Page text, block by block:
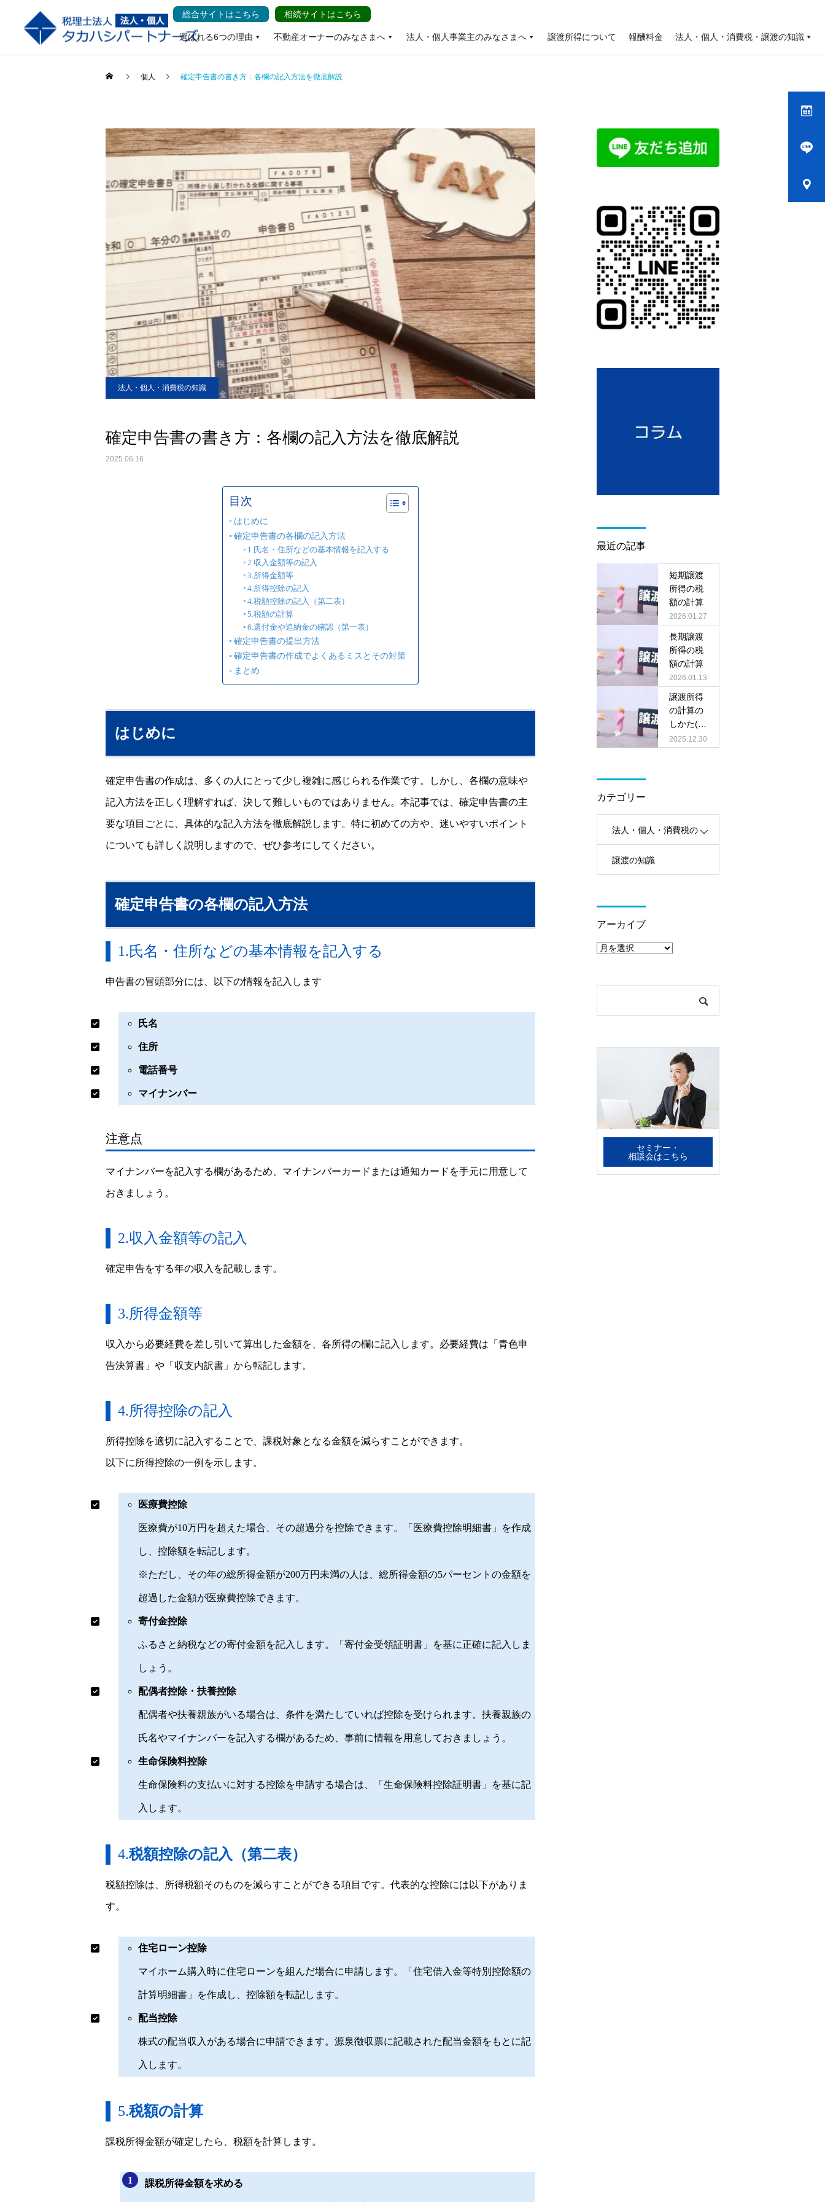
総合サイトはこちら 相続サイトはこちら
選ばれる6つの理由 不動産オーナーのみなさまへ 法人・個人事業主のみなさまへ 譲渡所得について 報酬料金 法人・個人・消費税・譲渡の知識
個人 確定申告書の書き方：各欄の記入方法を徹底解説
法人・個人・消費税の知識
確定申告書の書き方：各欄の記入方法を徹底解説
2025.06.16
目次
はじめに
確定申告書の各欄の記入方法
1.氏名・住所などの基本情報を記入する
2.収入金額等の記入
3.所得金額等
4.所得控除の記入
4.税額控除の記入（第二表）
5.税額の計算
6.還付金や追納金の確認（第一表）
確定申告書の提出方法
確定申告書の作成でよくあるミスとその対策
まとめ
はじめに
確定申告書の作成は、多くの人にとって少し複雑に感じられる作業です。しかし、各欄の意味や
記入方法を正しく理解すれば、決して難しいものではありません。本記事では、確定申告書の主
要な項目ごとに、具体的な記入方法を徹底解説します。特に初めての方や、迷いやすいポイント
についても詳しく説明しますので、ぜひ参考にしてください。
確定申告書の各欄の記入方法
1.氏名・住所などの基本情報を記入する
申告書の冒頭部分には、以下の情報を記入します
氏名
住所
電話番号
マイナンバー
注意点
マイナンバーを記入する欄があるため、マイナンバーカードまたは通知カードを手元に用意して
おきましょう。
2.収入金額等の記入
確定申告をする年の収入を記載します。
3.所得金額等
収入から必要経費を差し引いて算出した金額を、各所得の欄に記入します。必要経費は「青色申
告決算書」や「収支内訳書」から転記します。
4.所得控除の記入
所得控除を適切に記入することで、課税対象となる金額を減らすことができます。
以下に所得控除の一例を示します。
医療費控除
医療費が10万円を超えた場合、その超過分を控除できます。「医療費控除明細書」を作成
し、控除額を転記します。
※ただし、その年の総所得金額が200万円未満の人は、総所得金額の5パーセントの金額を
超過した金額が医療費控除できます。
寄付金控除
ふるさと納税などの寄付金額を記入します。「寄付金受領証明書」を基に正確に記入しま
しょう。
配偶者控除・扶養控除
配偶者や扶養親族がいる場合は、条件を満たしていれば控除を受けられます。扶養親族の
氏名やマイナンバーを記入する欄があるため、事前に情報を用意しておきましょう。
生命保険料控除
生命保険料の支払いに対する控除を申請する場合は、「生命保険料控除証明書」を基に記
入します。
4.税額控除の記入（第二表）
税額控除は、所得税額そのものを減らすことができる項目です。代表的な控除には以下がありま
す。
住宅ローン控除
マイホーム購入時に住宅ローンを組んだ場合に申請します。「住宅借入金等特別控除額の
計算明細書」を作成し、控除額を転記します。
配当控除
株式の配当収入がある場合に申請できます。源泉徴収票に記載された配当金額をもとに記
入します。
5.税額の計算
課税所得金額が確定したら、税額を計算します。
課税所得金額を求める
最近の記事
短期譲渡
所得の税
額の計算
2026.01.27
長期譲渡
所得の税
額の計算
2026.01.13
譲渡所得
の計算の
しかた(分
離課税)
2025.12.30
カテゴリー
法人・個人・消費税の
知識
譲渡の知識
アーカイブ
ア
ー
ブ
セミナー・
相談会はこちら